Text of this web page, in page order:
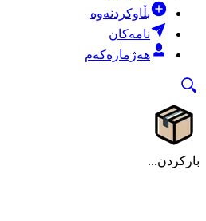
بڵاوکردنەوە
نامەکان
هەژمارەکەم
بارکردن...